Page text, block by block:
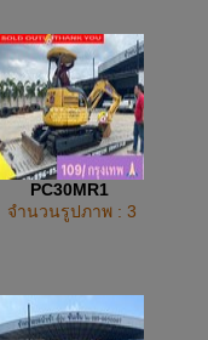
PC30MR1
จำนวนรูปภาพ : 3